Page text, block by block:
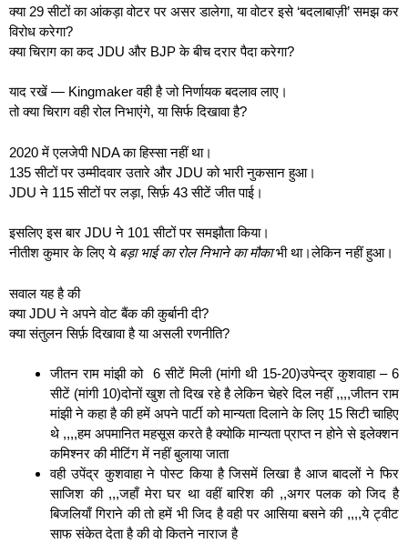
क्या 29 सीटों का आंकड़ा वोटर पर असर डालेगा, या वोटर इसे ‘बदलाबाज़ी’ समझ कर
विरोध करेगा?
क्या चिराग का कद JDU और BJP के बीच दरार पैदा करेगा?
याद रखें — Kingmaker वही है जो निर्णायक बदलाव लाए।
तो क्या चिराग वही रोल निभाएंगे, या सिर्फ दिखावा है?
2020 में एलजेपी NDA का हिस्सा नहीं था।
135 सीटों पर उम्मीदवार उतारे और JDU को भारी नुकसान हुआ।
JDU ने 115 सीटों पर लड़ा, सिर्फ़ 43 सीटें जीत पाई।
इसलिए इस बार JDU ने 101 सीटों पर समझौता किया।
नीतीश कुमार के लिए ये बड़ा भाई का रोल निभाने का मौकाभी था।लेकिन नहीं हुआ।
सवाल यह है की
क्या JDU ने अपने वोट बैंक की कुर्बानी दी?
क्या संतुलन सिर्फ़ दिखावा है या असली रणनीति?
जीतन राम मांझी को 6 सीटें मिली (मांगी थी 15-20)उपेन्द्र कुशवाहा – 6
सीटें (मांगी 10)दोनों खुश तो दिख रहे है लेकिन चेहरे दिल नहीं ,,,,जीतन राम
मांझी ने कहा है की हमें अपने पार्टी को मान्यता दिलाने के लिए 15 सिटी चाहिए
थे ,,,,हम अपमानित महसूस करते है क्योकि मान्यता प्राप्त न होने से इलेक्शन
कमिश्नर की मीटिंग में नहीं बुलाया जाता
वही उपेंद्र कुशवाहा ने पोस्ट किया है जिसमें लिखा है आज बादलों ने फिर
साजिश की ,,,जहाँ मेरा घर था वहीं बारिश की ,,अगर पलक को जिद है
बिजलियाँ गिराने की तो हमें भी जिद है वही पर आसिया बसने की ,,,,ये ट्वीट
साफ संकेत देता है की वो कितने नाराज है